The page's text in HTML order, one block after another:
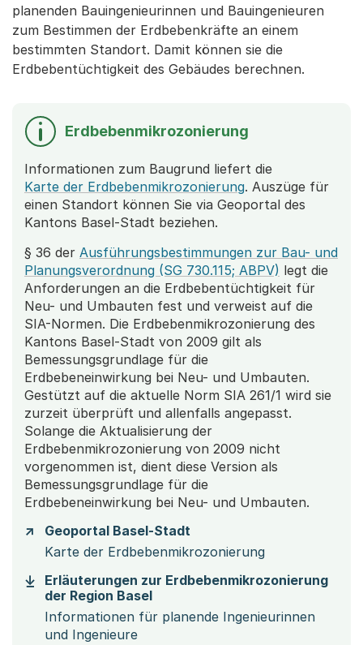
planenden Bauingenieurinnen und Bauingenieuren
zum Bestimmen der Erdbebenkräfte an einem
bestimmten Standort. Damit können sie die
Erdbebentüchtigkeit des Gebäudes berechnen.
Erdbebenmikrozonierung
Informationen zum Baugrund liefert die
Karte der Erdbebenmikrozonierung. Auszüge für
einen Standort können Sie via Geoportal des
Kantons Basel-Stadt beziehen.
§ 36 der Ausführungsbestimmungen zur Bau- und
Planungsverordnung (SG 730.115; ABPV) legt die
Anforderungen an die Erdbebentüchtigkeit für
Neu- und Umbauten fest und verweist auf die
SIA-Normen. Die Erdbebenmikrozonierung des
Kantons Basel-Stadt von 2009 gilt als
Bemessungsgrundlage für die
Erdbebeneinwirkung bei Neu- und Umbauten.
Gestützt auf die aktuelle Norm SIA 261/1 wird sie
zurzeit überprüft und allenfalls angepasst.
Solange die Aktualisierung der
Erdbebenmikrozonierung von 2009 nicht
vorgenommen ist, dient diese Version als
Bemessungsgrundlage für die
Erdbebeneinwirkung bei Neu- und Umbauten.
Geoportal Basel-Stadt
Karte der Erdbebenmikrozonierung
Erläuterungen zur Erdbebenmikrozonierung
der Region Basel(Startet einen Download)
Informationen für planende Ingenieurinnen
und Ingenieure